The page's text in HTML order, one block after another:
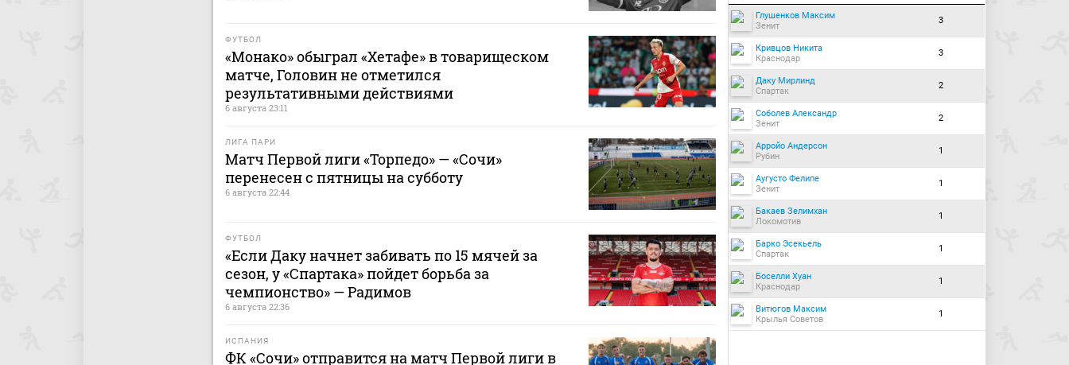
ФУТБОЛ
«Монако» обыграл «Хетафе» в товарищеском
матче, Головин не отметился
результативными действиями
6 августа 23:11
ЛИГА ПАРИ
Матч Первой лиги «Торпедо» — «Сочи»
перенесен с пятницы на субботу
6 августа 22:44
ФУТБОЛ
«Если Даку начнет забивать по 15 мячей за
сезон, у «Спартака» пойдет борьба за
чемпионство» — Радимов
6 августа 22:36
ИСПАНИЯ
ФК «Сочи» отправится на матч Первой лиги в
Глушенков Максим
Зенит
3
Кривцов Никита
Краснодар
3
Даку Мирлинд
Спартак
2
Соболев Александр
Зенит
2
Арройо Андерсон
Рубин
1
Аугусто Фелипе
Зенит
1
Бакаев Зелимхан
Локомотив
1
Барко Эсекьель
Спартак
1
Боселли Хуан
Краснодар
1
Витюгов Максим
Крылья Советов
1